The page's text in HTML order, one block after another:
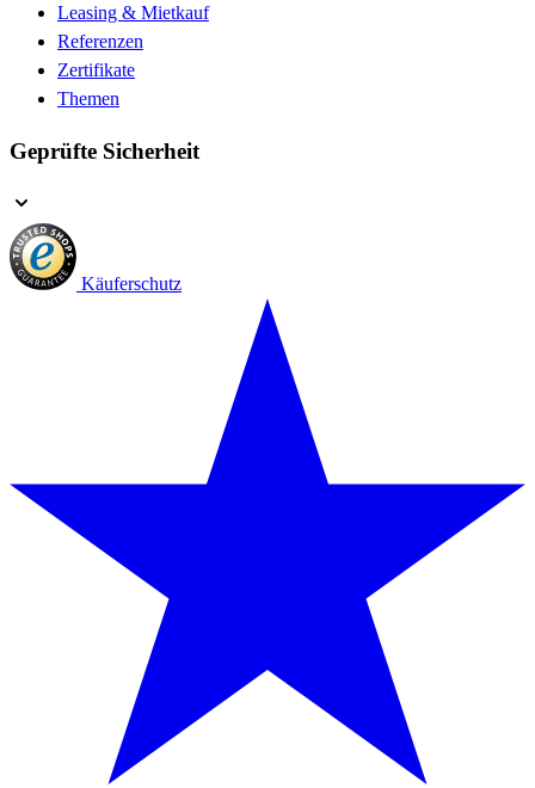
Leasing & Mietkauf
Referenzen
Zertifikate
Themen
Geprüfte Sicherheit
Käuferschutz